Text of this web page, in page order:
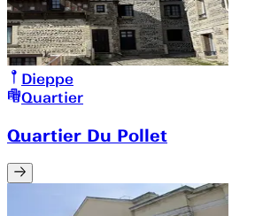
Dieppe
Quartier
Quartier Du Pollet